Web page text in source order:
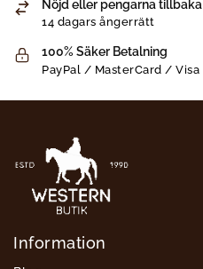
Nöjd eller pengarna tillbaka
14 dagars ångerrätt
100% Säker Betalning
PayPal / MasterCard / Visa
Information